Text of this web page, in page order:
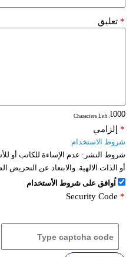
تعليق *
: Characters Left
إلزامي *
شروط الاستخدام
شروط النشر: عدم الإساءة للكاتب أو
أو الذات الالهية. والابتعاد عن التحريض
اُوافق على شروط الأستخدام
Security Code *